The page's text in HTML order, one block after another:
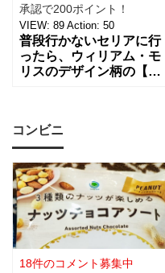
承認で200ポイント！
VIEW: 89 Action: 50
普段行かないセリアに行
ったら、ウィリアム・モ
リスのデザイン柄の【包
いました。買えないと思
っていたので嬉しい。 サ
イズは、約幅760㎜ x 高
さ530㎜。2枚入っている
ので
コンビニ
18件のコメント募集中